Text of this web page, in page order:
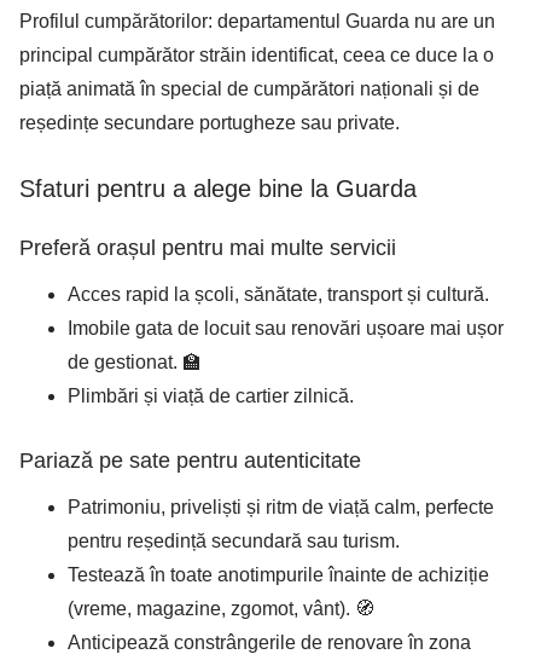
Profilul cumpărătorilor: departamentul Guarda nu are un
principal cumpărător străin identificat, ceea ce duce la o
piață animată în special de cumpărători naționali și de
reședințe secundare portugheze sau private.
Sfaturi pentru a alege bine la Guarda
Preferă orașul pentru mai multe servicii
Acces rapid la școli, sănătate, transport și cultură.
Imobile gata de locuit sau renovări ușoare mai ușor
de gestionat. 🏫
Plimbări și viață de cartier zilnică.
Pariază pe sate pentru autenticitate
Patrimoniu, priveliști și ritm de viață calm, perfecte
pentru reședință secundară sau turism.
Testează în toate anotimpurile înainte de achiziție
(vreme, magazine, zgomot, vânt). 🧭
Anticipează constrângerile de renovare în zona